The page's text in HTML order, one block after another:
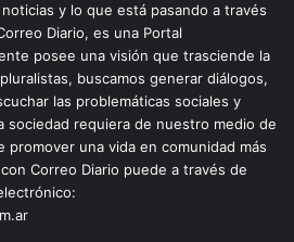
y lo que está pasando a través
Diario, es una Portal
posee una visión que trasciende la
buscamos generar diálogos,
las problemáticas sociales y
sociedad requiera de nuestro medio de
promover una vida en comunidad más
Correo Diario puede a través de